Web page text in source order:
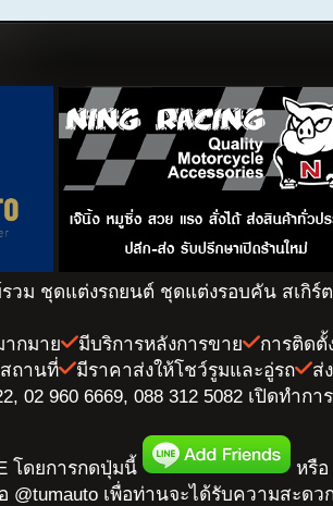
รวม ชุดแต่งรถยนต์ ชุดแต่งรอบคัน สเกิร์
ากมาย
มีบริการหลังการขาย
การติดตั้
ถานที่
มีราคาส่งให้โชว์รูมและอู่รถ
ส่
02 960 6669, 088 312 5082 เปิดทำก
โดยการกดปุ่มนี้
หรือ
@tumauto เพื่อท่านจะได้รับความสะดว